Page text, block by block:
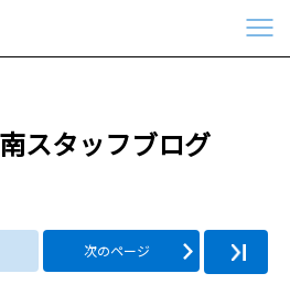
スタッフブログ
次のページ